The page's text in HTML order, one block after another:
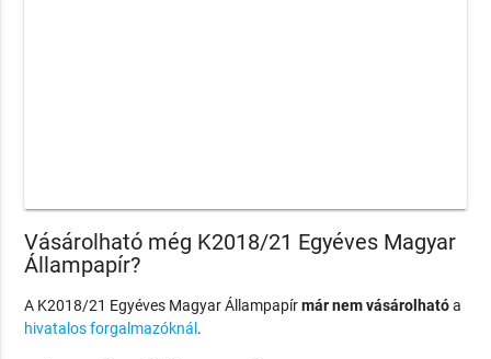
Vásárolható még K2018/21 Egyéves Magyar
Állampapír?
A K2018/21 Egyéves Magyar Állampapírmár nem vásárolhatóa
hivatalos forgalmazóknál .